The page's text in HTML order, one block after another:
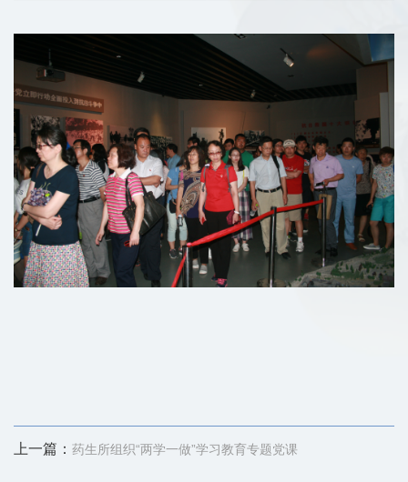
上一篇： 药生所组织“两学一做”学习教育专题党课